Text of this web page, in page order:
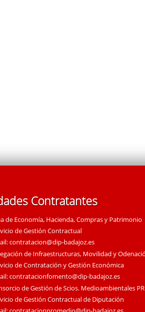
Contratantes
de Economía, Hacienda, Compras y Patrimonio
de Gestión Contractual
contratacion@dip-badajoz.es
de Infraestructuras, Movilidad y
de Contratación y Gestión Económica
contratacionfomento@dip-badajoz.es
de Gestión de Scios. Medioambientales
de Gestión Contractual de Diputación